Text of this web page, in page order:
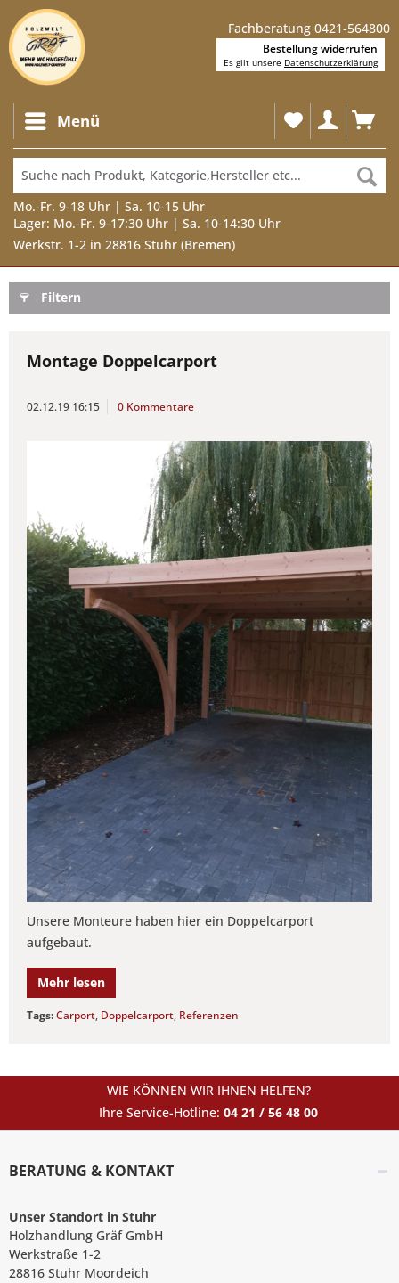
Fachberatung 0421-564800
Menü
Mo.-Fr. 9-18 Uhr | Sa. 10-15 Uhr
Lager: Mo.-Fr. 9-17:30 Uhr | Sa. 10-14:30 Uhr
Werkstr. 1-2 in 28816 Stuhr (Bremen)
Filtern
Montage Doppelcarport
02.12.19 16:15 0 Kommentare
Unsere Monteure haben hier ein Doppelcarport
aufgebaut.
Mehr lesen
Tags:Carport, Doppelcarport, Referenzen
WIE KÖNNEN WIR IHNEN HELFEN?
Ihre Service-Hotline: 04 21 / 56 48 00
BERATUNG & KONTAKT
Unser Standort in Stuhr
Holzhandlung Gräf GmbH
Werkstraße 1-2
28816 Stuhr Moordeich
Bestellung widerrufen
Es gilt unsere Datenschutzerklärung